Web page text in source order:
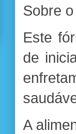
Sobre
Este
de
A